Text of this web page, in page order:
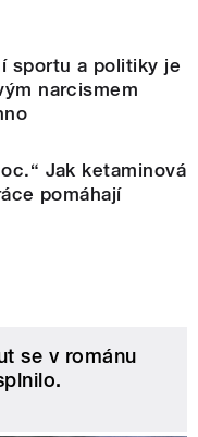
sportu a politiky je
narcismem
Jak ketaminová
pomáhají
se v románu